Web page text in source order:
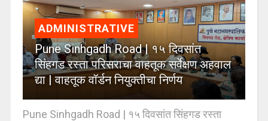
ADMINISTRATIVE
Pune Sinhgadh Road | १५ दिवसांत
सिंहगड रस्ता परिसराचा वाहतूक सर्वेक्षण अहवाल
द्या | वाहतूक वॉर्डन नियुक्तीचा निर्णय
Pune Sinhgadh Road | १५ दिवसांत सिंहगड रस्ता